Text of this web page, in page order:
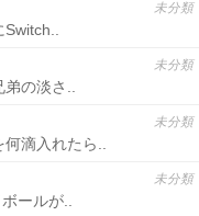
未分類
未分類
の淡さ..
未分類
滴入れたら..
未分類
ールが..